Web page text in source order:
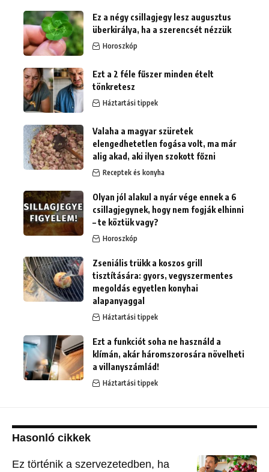
Ez a négy csillagjegy lesz augusztus
überkirálya, ha a szerencsét nézzük
Horoszkóp
Ezt a 2 féle fűszer minden ételt
tönkretesz
Háztartási tippek
Valaha a magyar szüretek
elengedhetetlen fogása volt, ma már
alig akad, aki ilyen szokott főzni
Receptek és konyha
Olyan jól alakul a nyár vége ennek a 6
csillagjegynek, hogy nem fogják elhinni
– te köztük vagy?
Horoszkóp
Zseniális trükk a koszos grill
tisztítására: gyors, vegyszermentes
megoldás egyetlen konyhai
alapanyaggal
Háztartási tippek
Ezt a funkciót soha ne használd a
klímán, akár háromszorosára növelheti
a villanyszámlád!
Háztartási tippek
Hasonló cikkek
Ez történik a szervezetedben, ha